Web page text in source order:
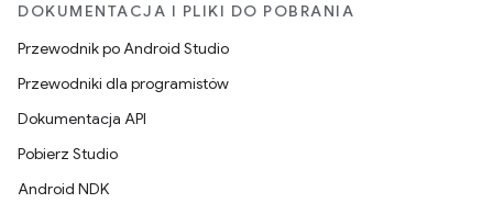
DOKUMENTACJA I PLIKI DO POBRANIA
Przewodnik po Android Studio
Przewodniki dla programistów
Dokumentacja API
Pobierz Studio
Android NDK